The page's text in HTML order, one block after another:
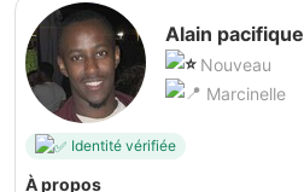
Alain pacifique
Nouveau
Marcinelle
Identité vérifiée
À propos